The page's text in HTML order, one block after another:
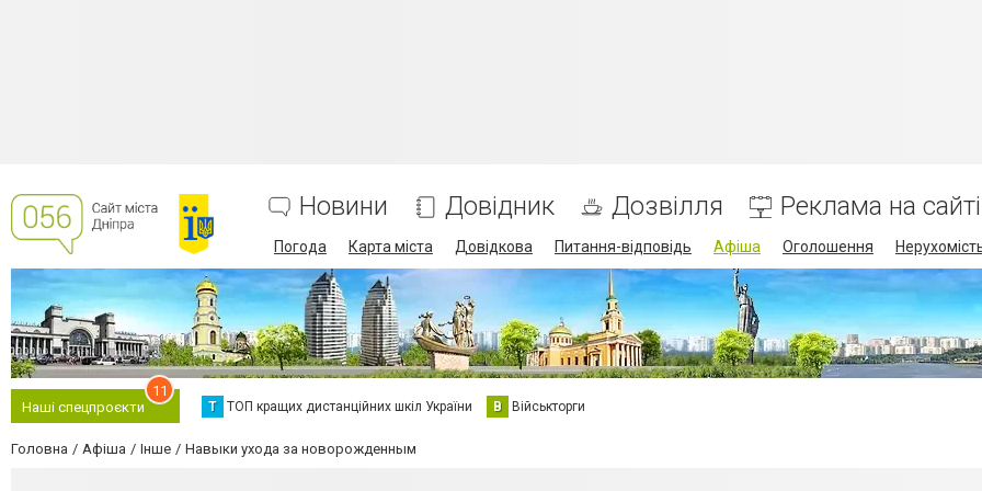
Новини Довідник Дозвілля Реклама на сайті
Погода Карта міста Довідкова Питання-відповідь Афіша Оголошення
Наші спецпроєкти
11
Т ТОП кращих дистанційних шкіл України В Військторги
Головна Афіша Інше Навыки ухода за новорожденным